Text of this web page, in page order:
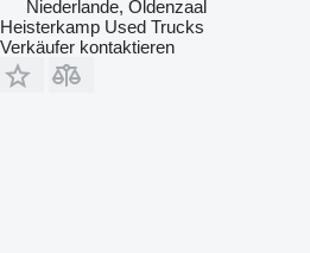
Niederlande, Oldenzaal
Heisterkamp Used Trucks
Verkäufer kontaktieren